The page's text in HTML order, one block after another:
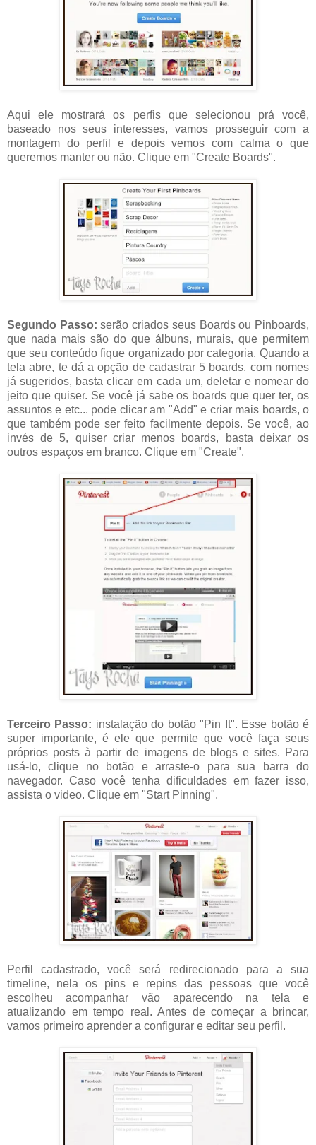
Aqui ele mostrará os perfis que selecionou prá você,
baseado nos seus interesses, vamos prosseguir com a
montagem do perfil e depois vemos com calma o que
queremos manter ou não. Clique em "Create Boards".
Segundo Passo: serão criados seus Boards ou Pinboards,
que nada mais são do que álbuns, murais, que permitem
que seu conteúdo fique organizado por categoria. Quando a
tela abre, te dá a opção de cadastrar 5 boards, com nomes
já sugeridos, basta clicar em cada um, deletar e nomear do
jeito que quiser. Se você já sabe os boards que quer ter, os
assuntos e etc... pode clicar am "Add" e criar mais boards, o
que também pode ser feito facilmente depois. Se você, ao
invés de 5, quiser criar menos boards, basta deixar os
outros espaços em branco. Clique em "Create".
Terceiro Passo: instalação do botão "Pin It". Esse botão é
super importante, é ele que permite que você faça seus
próprios posts à partir de imagens de blogs e sites. Para
usá-lo, clique no botão e arraste-o para sua barra do
navegador. Caso você tenha dificuldades em fazer isso,
assista o video. Clique em "Start Pinning".
Perfil cadastrado, você será redirecionado para a sua
timeline, nela os pins e repins das pessoas que você
escolheu acompanhar vão aparecendo na tela e
atualizando em tempo real. Antes de começar a brincar,
vamos primeiro aprender a configurar e editar seu perfil.